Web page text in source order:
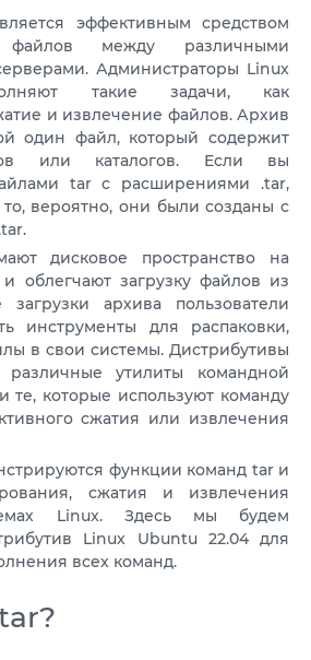
АНДЖЕЛЕС
>
СЕРВЕР ПОЛЬЩА
СЕРВЕР ЕСТОНІЯ
СЕРВЕР КІПР
VPS
эффективным средством
между различными
Администраторы Linux
такие задачи, как
и извлечение файлов. Архив
один файл, который содержит
или каталогов. Если вы
tar с расширениями .tar,
то, вероятно, они были созданы с
дисковое пространство на
облегчают загрузку файлов из
архива пользователи
инструменты для распаковки,
в свои системы. Дистрибутивы
различные утилиты командной
те, которые используют команду
сжатия или извлечения
функции команд tar и
сжатия и извлечения
Linux. Здесь мы будем
Linux Ubuntu 22.04 для
всех команд.